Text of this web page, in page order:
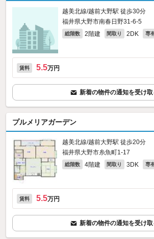
越美北線/越前大野駅 徒歩30分
福井県大野市南春日野31‐6‐5
総階数 2階建 間取り 2DK 専
賃料 5.5万円
新着の物件の通知を受け取
プルメリアガーデン
越美北線/越前大野駅 徒歩20分
福井県大野市糸魚町1-17
総階数 4階建 間取り 3DK 専
賃料 5.5万円
新着の物件の通知を受け取